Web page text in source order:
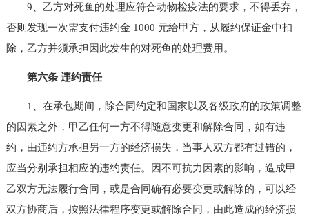
9、乙方对死鱼的处理应符合动物检疫法的要求，不得丢弃，
否则发现一次需支付违约金 1000 元给甲方，从履约保证金中扣
除，乙方并须承担因此发生的对死鱼的处理费用。
第六条 违约责任
1、在承包期间，除合同约定和国家以及各级政府的政策调整
的因素之外，甲乙任何一方不得随意变更和解除合同，如有违
约，由违约方承担另一方的经济损失，当事人双方都有过错的，
应当分别承担相应的违约责任。因不可抗力因素的影响，造成甲
乙双方无法履行合同，或是合同确有必要变更或解除的，可以经
双方协商后，按照法律程序变更或解除合同，由此造成的经济损